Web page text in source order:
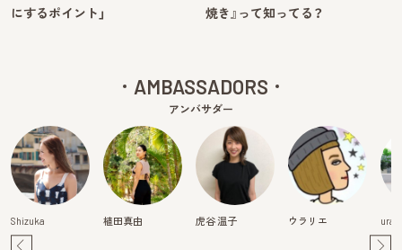
にするポイント」
焼き』って知ってる？
AMBASSADORS
アンバサダー
Shizuka 植田真由 虎谷 温子 ウラリエ